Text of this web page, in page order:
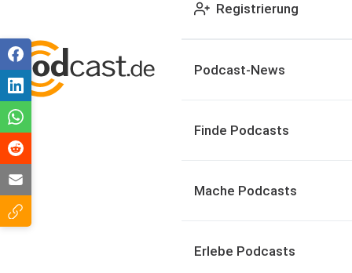
Registrierung
Podcast-News
Finde Podcasts
Mache Podcasts
Erlebe Podcasts